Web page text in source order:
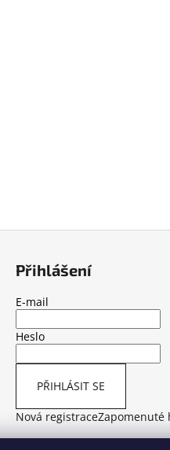
Přihlášení
E-mail
Heslo
PŘIHLÁSIT SE
Nová registraceZapomenuté